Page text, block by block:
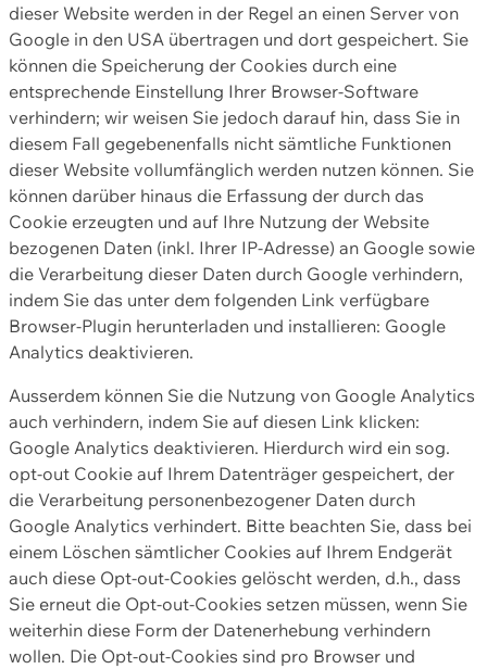
dieser Website werden in der Regel an einen Server von
Google in den USA übertragen und dort gespeichert. Sie
können die Speicherung der Cookies durch eine
entsprechende Einstellung Ihrer Browser-Software
verhindern; wir weisen Sie jedoch darauf hin, dass Sie in
diesem Fall gegebenenfalls nicht sämtliche Funktionen
dieser Website vollumfänglich werden nutzen können. Sie
können darüber hinaus die Erfassung der durch das
Cookie erzeugten und auf Ihre Nutzung der Website
bezogenen Daten (inkl. Ihrer IP-Adresse) an Google sowie
die Verarbeitung dieser Daten durch Google verhindern,
indem Sie das unter dem folgenden Link verfügbare
Browser-Plugin herunterladen und installieren: Google
Analytics deaktivieren.
Ausserdem können Sie die Nutzung von Google Analytics
auch verhindern, indem Sie auf diesen Link klicken:
Google Analytics deaktivieren. Hierdurch wird ein sog.
opt-out Cookie auf Ihrem Datenträger gespeichert, der
die Verarbeitung personenbezogener Daten durch
Google Analytics verhindert. Bitte beachten Sie, dass bei
einem Löschen sämtlicher Cookies auf Ihrem Endgerät
auch diese Opt-out-Cookies gelöscht werden, d.h., dass
Sie erneut die Opt-out-Cookies setzen müssen, wenn Sie
weiterhin diese Form der Datenerhebung verhindern
wollen. Die Opt-out-Cookies sind pro Browser und